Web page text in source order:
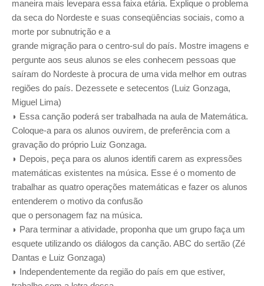
maneira mais levepara essa faixa etária. Explique o problema
da seca do Nordeste e suas conseqüências sociais, como a
morte por subnutrição e a
grande migração para o centro-sul do país. Mostre imagens e
pergunte aos seus alunos se eles conhecem pessoas que
saíram do Nordeste à procura de uma vida melhor em outras
regiões do país. Dezessete e setecentos (Luiz Gonzaga,
Miguel Lima)
◗ Essa canção poderá ser trabalhada na aula de Matemática.
Coloque-a para os alunos ouvirem, de preferência com a
gravação do próprio Luiz Gonzaga.
◗ Depois, peça para os alunos identifi carem as expressões
matemáticas existentes na música. Esse é o momento de
trabalhar as quatro operações matemáticas e fazer os alunos
entenderem o motivo da confusão
que o personagem faz na música.
◗ Para terminar a atividade, proponha que um grupo faça um
esquete utilizando os diálogos da canção. ABC do sertão (Zé
Dantas e Luiz Gonzaga)
◗ Independentemente da região do país em que estiver,